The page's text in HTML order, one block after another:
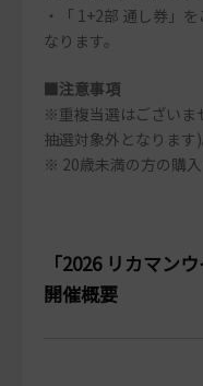
・「 1+2部 通し券」
なります。
■注意事項
※重複当選はございま
抽選対象外となります)
※ 20歳未満の方の購入
「2026 リカマン
開催概要